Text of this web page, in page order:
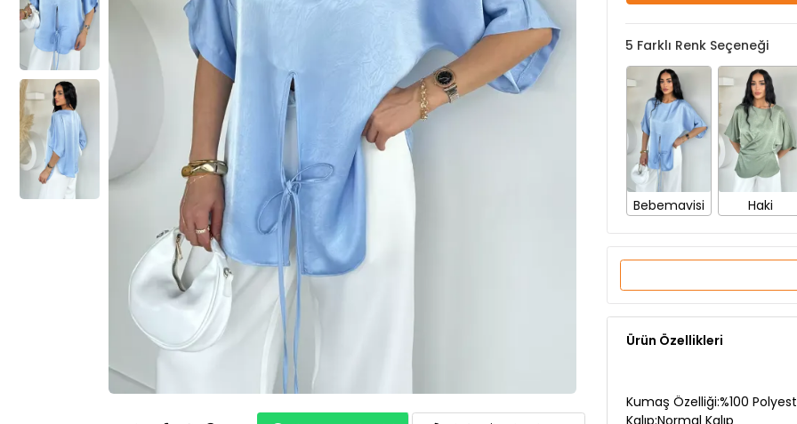
5 Farklı Renk Seçeneği
Bebemavisi Haki
Ürün Özellikleri
Kumaş Özelliği:%100
Kalıp:Normal Kalıp